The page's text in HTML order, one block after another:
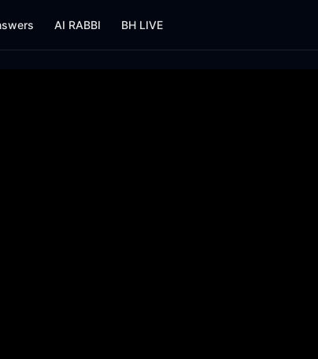
AI RABBI BH LIVE